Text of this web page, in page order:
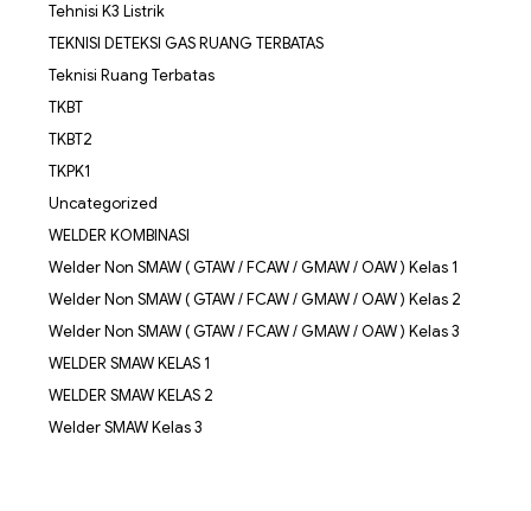
Tehnisi K3 Listrik
TEKNISI DETEKSI GAS RUANG TERBATAS
Teknisi Ruang Terbatas
TKBT
TKBT2
TKPK1
Uncategorized
WELDER KOMBINASI
Welder Non SMAW ( GTAW / FCAW / GMAW / OAW ) Kelas 1
Welder Non SMAW ( GTAW / FCAW / GMAW / OAW ) Kelas 2
Welder Non SMAW ( GTAW / FCAW / GMAW / OAW ) Kelas 3
WELDER SMAW KELAS 1
WELDER SMAW KELAS 2
Welder SMAW Kelas 3